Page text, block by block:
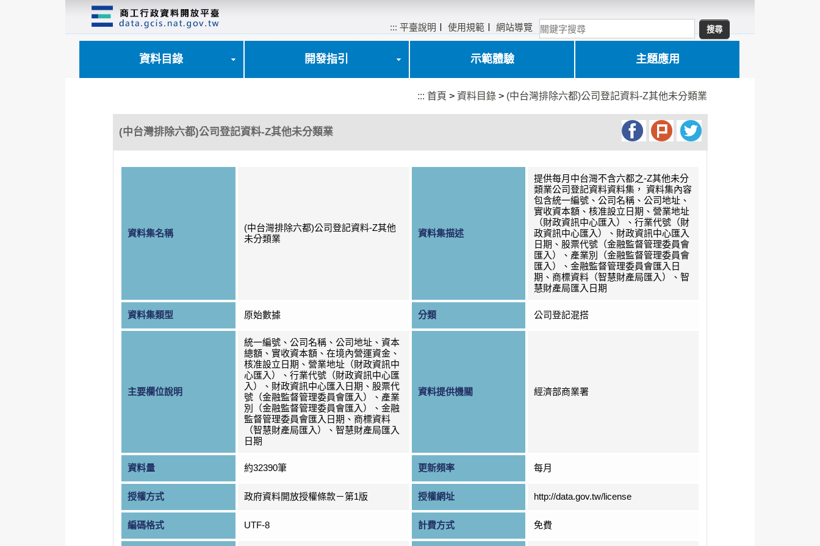
::: 平臺說明 〡使用規範 〡網站導覽
資料目錄 開發指引 示範體驗 主題應用
::: 首頁 >資料目錄 > (中台灣排除六都)公司登記資料-Z其他未分類業
(中台灣排除六都)公司登記資料-Z其他未分類業
資料集名稱
(中台灣排除六都)公司登記資料-Z其他
未分類業
資料集描述
提供每月中台灣不含六都之-Z其他未分
類業公司登記資料資料集， 資料集內容
包含統一編號、公司名稱、公司地址、
實收資本額、核准設立日期、營業地址
（財政資訊中心匯入）、行業代號（財
政資訊中心匯入）、財政資訊中心匯入
日期、股票代號（金融監督管理委員會
匯入）、產業別（金融監督管理委員會
匯入）、金融監督管理委員會匯入日
期、商標資料（智慧財產局匯入）、智
慧財產局匯入日期
資料集類型 原始數據 分類 公司登記混搭
主要欄位說明
統一編號、公司名稱、公司地址、資本
總額、實收資本額、在境內營運資金、
核准設立日期、營業地址（財政資訊中
心匯入）、行業代號（財政資訊中心匯
入）、財政資訊中心匯入日期、股票代
號（金融監督管理委員會匯入）、產業
別（金融監督管理委員會匯入）、金融
監督管理委員會匯入日期、商標資料
（智慧財產局匯入）、智慧財產局匯入
日期
資料提供機關 經濟部商業署
資料量 約32390筆 更新頻率 每月
授權方式 政府資料開放授權條款－第1版 授權網址 http://data.gov.tw/license
編碼格式 UTF-8 計費方式 免費